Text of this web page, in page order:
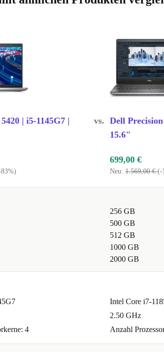
der
passt der
du schnell
für
Filme
So
| i5-1145G7 |
vs. Dell
15.6"
699,00 €
Neu: 1.569,00 €(-
256 GB
500 GB
512 GB
1000 GB
2000 GB
4
Intel Core i7-
2.50 GHz
Anzahl